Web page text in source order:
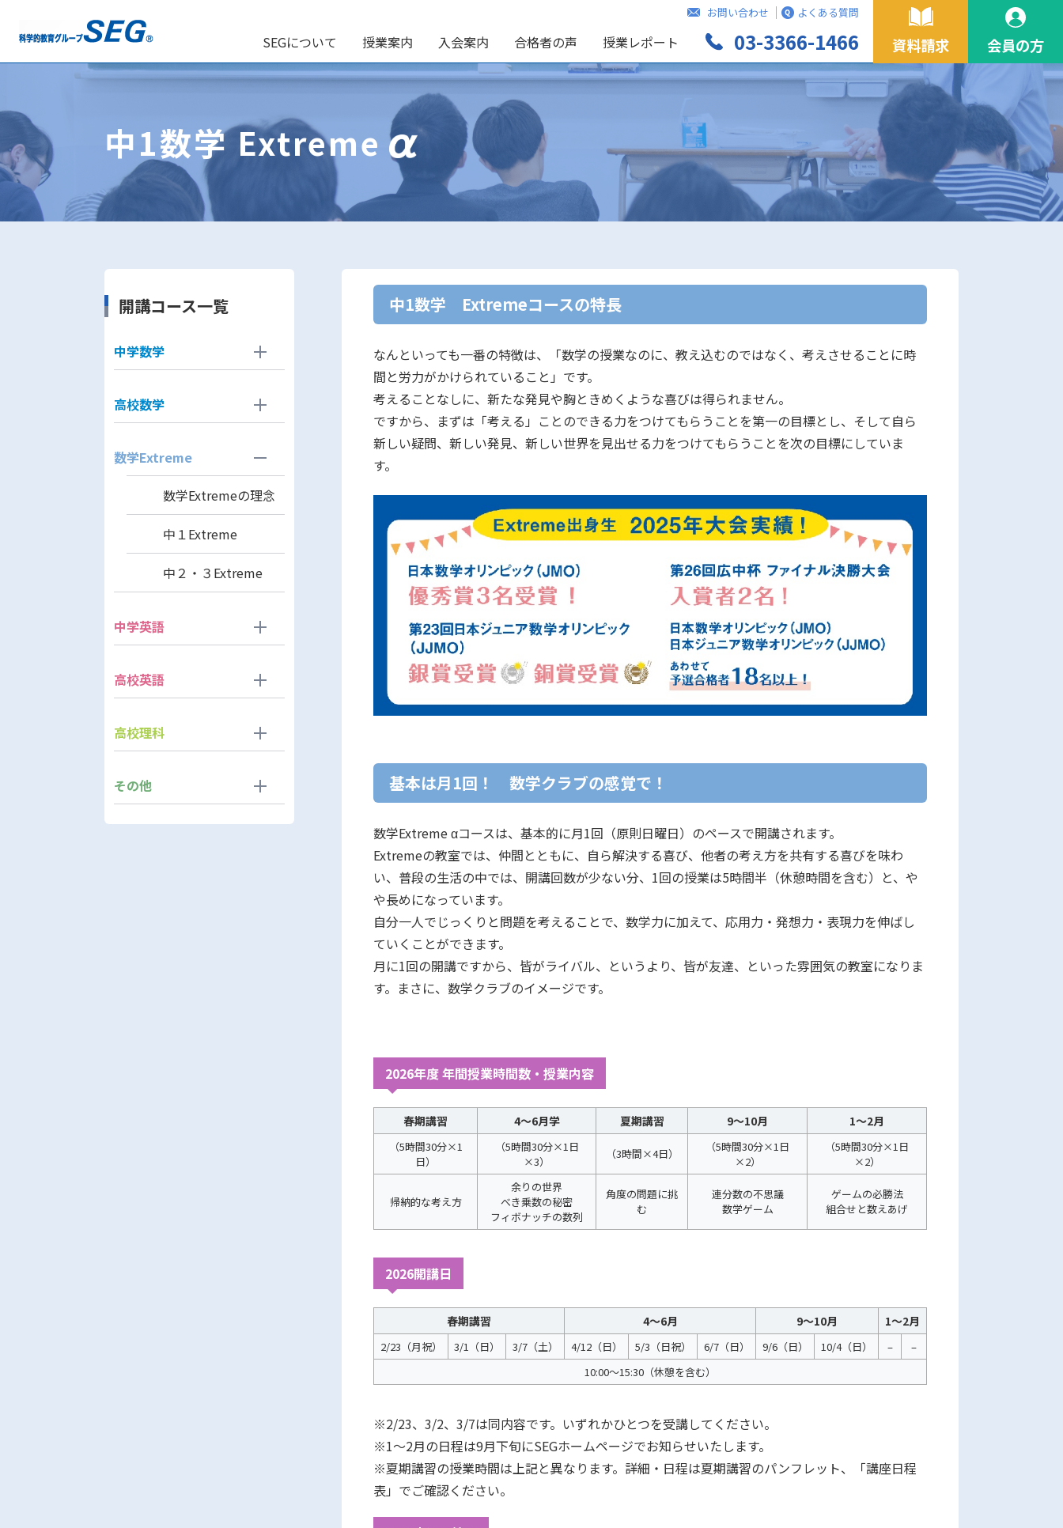
SEGについて 授業案内 入会案内 合格者の声 授業レポート
お問い合わせ よくある質問
03-3366-1466 資料請求 会員の方
中1数学 Extreme
開講コース一覧
中学数学
高校数学
数学Extreme
数学Extremeの理念
中１Extreme
中２・３Extreme
中学英語
高校英語
高校理科
その他
中1数学 Extremeコースの特長
なんといっても一番の特徴は、「数学の授業なのに、教え込むのではなく、考えさせることに時
間と労力がかけられていること」です。
考えることなしに、新たな発見や胸ときめくような喜びは得られません。
ですから、まずは「考える」ことのできる力をつけてもらうことを第一の目標とし、そして自ら
新しい疑問、新しい発見、新しい世界を見出せる力をつけてもらうことを次の目標にしていま
す。
基本は月1回！ 数学クラブの感覚で！
数学Extreme αコースは、基本的に月1回（原則日曜日）のペースで開講されます。
Extremeの教室では、仲間とともに、自ら解決する喜び、他者の考え方を共有する喜びを味わ
い、普段の生活の中では、開講回数が少ない分、1回の授業は5時間半（休憩時間を含む）と、や
や長めになっています。
自分一人でじっくりと問題を考えることで、数学力に加えて、応用力・発想力・表現力を伸ばし
ていくことができます。
月に1回の開講ですから、皆がライバル、というより、皆が友達、といった雰囲気の教室になりま
す。まさに、数学クラブのイメージです。
2026年度 年間授業時間数・授業内容
春期講習 4～6月学 夏期講習 9～10月 1～2月
（5時間30分×1
日）
（5時間30分×1日
×3）
（3時間×4日）
（5時間30分×1日
×2）
（5時間30分×1日
×2）
帰納的な考え方
余りの世界
べき乗数の秘密
フィボナッチの数列
角度の問題に挑
む
連分数の不思議
数学ゲーム
ゲームの必勝法
組合せと数えあげ
2026開講日
春期講習 4～6月 9～10月 1～2月
2/23（月祝） 3/1（日） 3/7（土） 4/12（日） 5/3（日祝） 6/7（日） 9/6（日） 10/4（日） –
–
10:00～15:30（休憩を含む）
※2/23、3/2、3/7は同内容です。いずれかひとつを受講してください。
※1～2月の日程は9月下旬にSEGホームページでお知らせいたします。
※夏期講習の授業時間は上記と異なります。詳細・日程は夏期講習のパンフレット、「講座日程
表」でご確認ください。